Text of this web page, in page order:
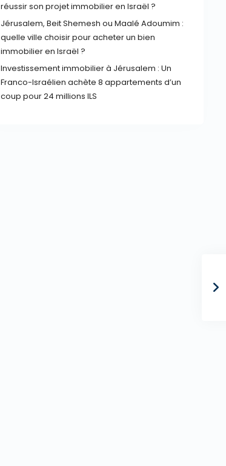
réussir son projet immobilier en Israël ?
Jérusalem, Beit Shemesh ou Maalé Adoumim :
quelle ville choisir pour acheter un bien
immobilier en Israël ?
Investissement immobilier à Jérusalem : Un
Franco-Israélien achète 8 appartements d’un
coup pour 24 millions ILS